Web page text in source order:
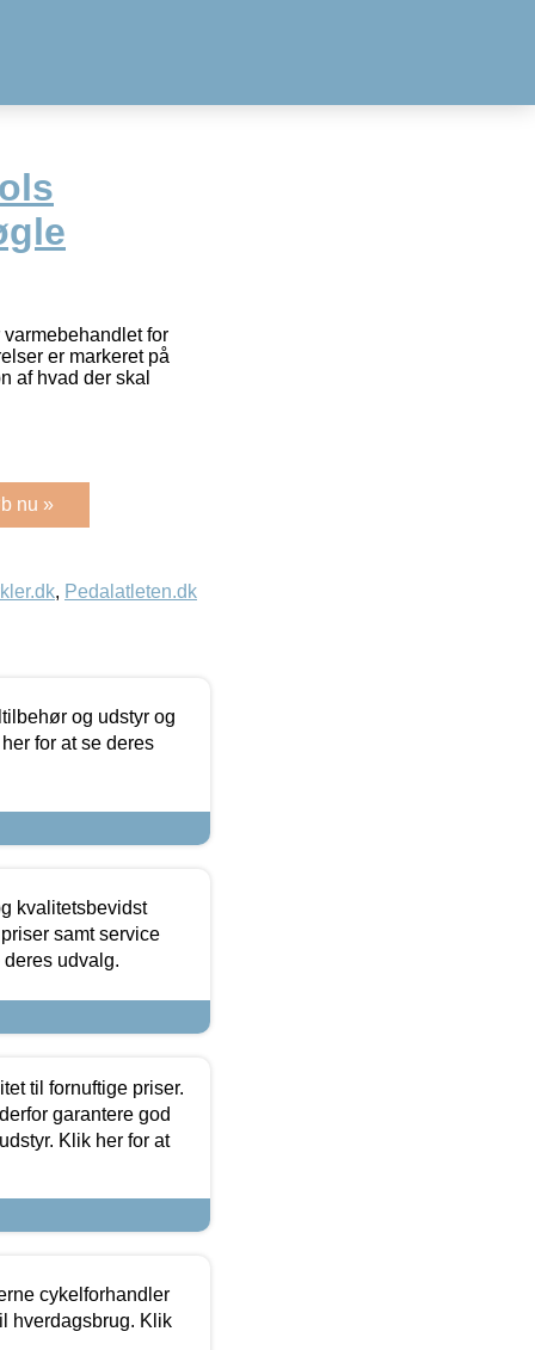
for
er markeret på
af hvad der skal
nu »
, Pedalatleten.dk
og udstyr og
for at se deres
kvalitetsbevidst
samt service
udvalg.
til fornuftige priser.
garantere god
Klik her for at
cykelforhandler
hverdagsbrug. Klik